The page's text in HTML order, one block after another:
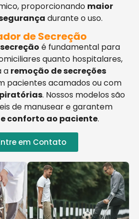
proporcionando maior
durante o uso.
de Secreção
é fundamental para
quanto hospitalares,
a remoção de secreções
pacientes acamados ou com
. Nossos modelos são
de manusear e garantem
conforto ao paciente.
em Contato